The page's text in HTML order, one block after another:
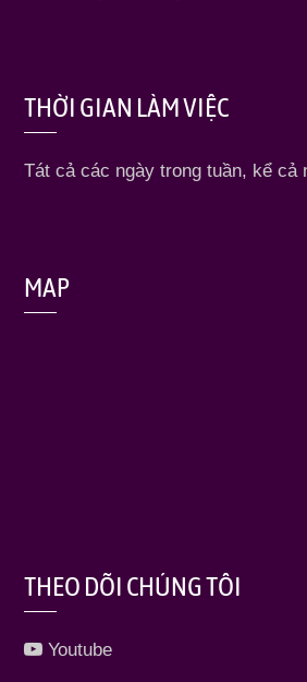
THỜI GIAN LÀM VIỆC
Tát cả các ngày trong tuần, kể cả
MAP
THEO DÕI CHÚNG TÔI
Youtube